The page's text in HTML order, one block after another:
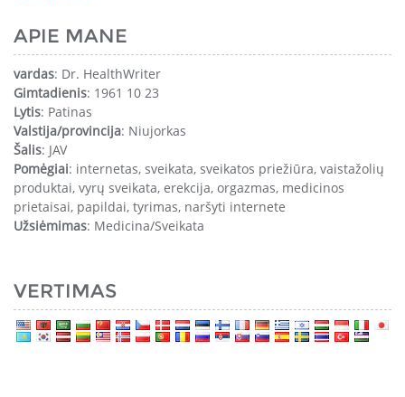
APIE MANE
vardas: Dr. HealthWriter
Gimtadienis: 1961 10 23
Lytis: Patinas
Valstija/provincija: Niujorkas
Šalis: JAV
Pomėgiai: internetas, sveikata, sveikatos priežiūra, vaistažolių
produktai, vyrų sveikata, erekcija, orgazmas, medicinos
prietaisai, papildai, tyrimas, naršyti internete
Užsiėmimas: Medicina/Sveikata
VERTIMAS